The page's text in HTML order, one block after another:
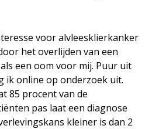
voor alvleesklierkanker
het overlijden van een
een oom voor mij. Puur uit
ik online op onderzoek uit.
85 procent van de
pas laat een diagnose
kleiner is dan 2